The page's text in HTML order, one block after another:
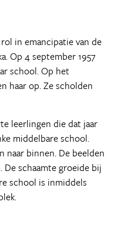
in emancipatie van de
Op 4 september 1957
school. Op het
haar op. Ze scholden
leerlingen die dat jaar
middelbare school.
naar binnen. De beelden
schaamte groeide bij
school is inmiddels